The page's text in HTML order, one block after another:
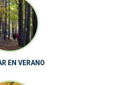
EN VERANO